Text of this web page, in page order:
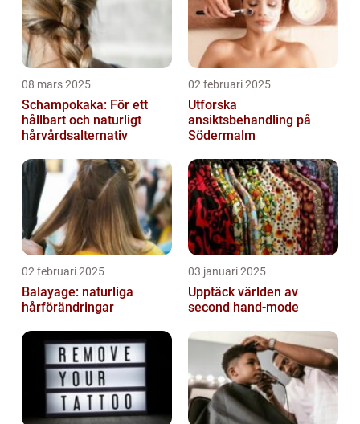
08 mars 2025
Schampokaka: För ett
hållbart och naturligt
hårvårdsalternativ
02 februari 2025
Utforska
ansiktsbehandling på
Södermalm
02 februari 2025
Balayage: naturliga
hårförändringar
03 januari 2025
Upptäck världen av
second hand-mode